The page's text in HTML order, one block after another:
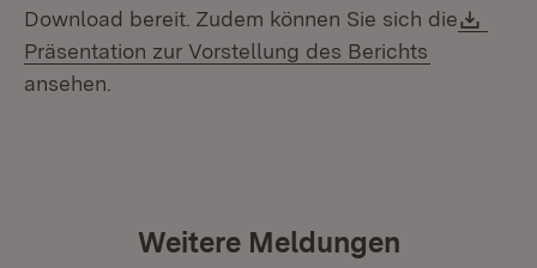
Download bereit. Zudem können Sie sich die
Präsentation zur Vorstellung des Berichts
ansehen.
Weitere Meldungen